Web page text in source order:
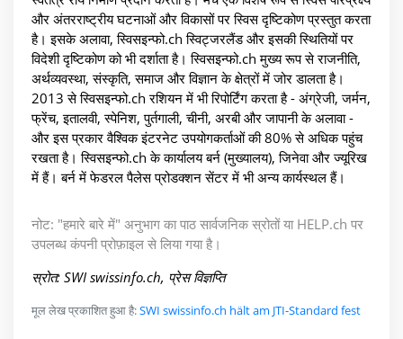
और अंतरराष्ट्रीय घटनाओं और विकासों पर स्विस दृष्टिकोण प्रस्तुत करता
है। इसके अलावा, स्विसइन्फो.ch स्विट्जरलैंड और इसकी स्थितियों पर
विदेशी दृष्टिकोण को भी दर्शाता है। स्विसइन्फो.ch मुख्य रूप से राजनीति,
अर्थव्यवस्था, संस्कृति, समाज और विज्ञान के क्षेत्रों में जोर डालता है।
2013 से स्विसइन्फो.ch रशियन में भी रिपोर्टिंग करता है - अंग्रेजी, जर्मन,
फ्रेंच, इतालवी, स्पेनिश, पुर्तगाली, चीनी, अरबी और जापानी के अलावा -
और इस प्रकार वैश्विक इंटरनेट उपयोगकर्ताओं की 80% से अधिक पहुंच
रखता है। स्विसइन्फो.ch के कार्यालय बर्न (मुख्यालय), जिनेवा और ज्यूरिख
में हैं। बर्न में फेडरल पैलेस प्रोडक्शन सेंटर में भी अन्य कार्यस्थल हैं।
नोट: "हमारे बारे में" अनुभाग का पाठ सार्वजनिक स्रोतों या HELP.ch पर
उपलब्ध कंपनी प्रोफ़ाइल से लिया गया है।
स्रोत: SWI swissinfo.ch, प्रेस विज्ञप्ति
मूल लेख प्रकाशित हुआ है:SWI swissinfo.ch hält am JTI-Standard fest